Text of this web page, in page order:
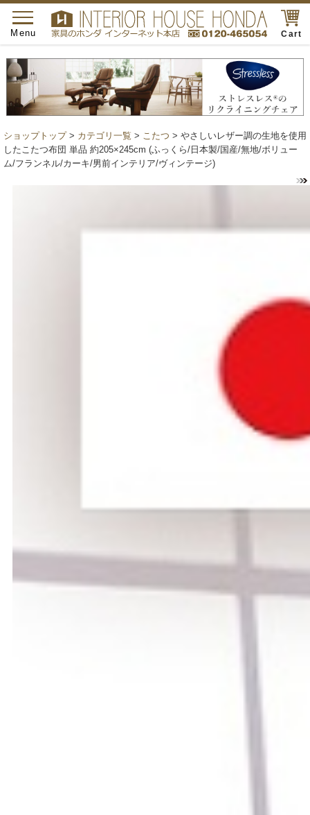
Cart
toggle
navigation
Menu
ショップトップ> カテゴリ一覧 > こたつ > やさしいレザー調の生地を使用
したこたつ布団 単品 約205×245cm (ふっくら/日本製/国産/無地/ボリュー
ム/フランネル/カーキ/男前インテリア/ヴィンテージ)